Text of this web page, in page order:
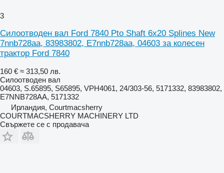
3
Силоотводен вал Ford 7840 Pto Shaft 6x20 Splines New
7nnb728aa, 83983802, E7nnb728aa, 04603 за колесен
трактор Ford 7840
160 € ≈ 313,50 лв.
Силоотводен вал
04603, S.65895, S65895, VPH4061, 24/303-56, 5171332, 83983802,
E7NNB728AA, 5171332
Ирландия, Courtmacsherry
COURTMACSHERRY MACHINERY LTD
Свържете се с продавача